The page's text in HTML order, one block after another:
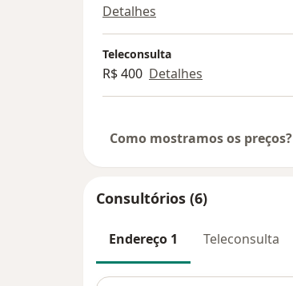
Detalhes
Teleconsulta
R$ 400 Detalhes
Como mostramos os preços?
Consultórios (6)
Endereço 1 Teleconsulta